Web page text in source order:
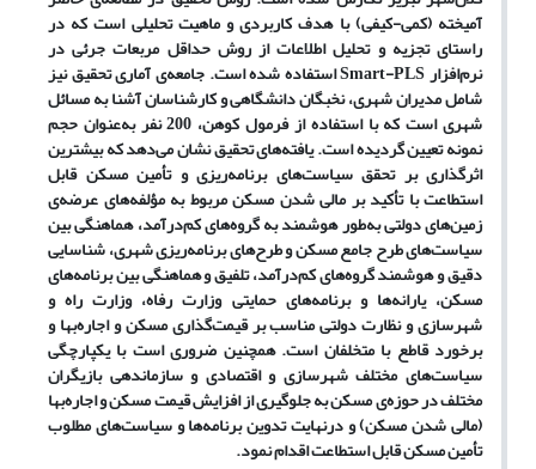
آمیخته (کمی-کیفی) با هدف کاربردی و ماهیت تحلیلی است که در
راستای تجزیه و تحلیل اطلاعات از روش حداقل مربعات جرئی در
نرم‌افزار Smart-PLS استفاده شده است. جامعه‌ی آماری تحقیق نیز
شامل مدیران شهری، نخبگان دانشگاهی و کارشناسان آشنا به مسائل
شهری است که با استفاده از فرمول کوهن، 200 نفر به‌عنوان حجم
نمونه تعیین گردیده است. یافته‌های تحقیق نشان می‌دهد که بیشترین
اثرگذاری بر تحقق سیاست‌های برنامه‌ریزی و تأمین مسکن قابل
استطاعت با تأکید بر مالی شدن مسکن مربوط به مؤلفه‌های عرضه‌ی
زمین‌های دولتی به‌طور هوشمند به گروه‌های کم‌درآمد، هماهنگی بین
سیاست‌های طرح جامع مسکن و طرح‌های برنامه‌ریزی شهری، شناسایی
دقیق و هوشمند گروه‌های کم‌درآمد، تلفیق و هماهنگی بین برنامه‌های
مسکن، یارانه‌ها و برنامه‌های حمایتی وزارت رفاه، وزارت راه و
شهرسازی و نظارت دولتی مناسب بر قیمت‌گذاری مسکن و اجاره‌بها و
برخورد قاطع با متخلفان است. همچنین ضروری است با یکپارچگی
سیاست‌های مختلف شهرسازی و اقتصادی و سازماندهی بازیگران
مختلف در حوزه‌ی مسکن به جلوگیری از افزایش قیمت مسکن و اجاره‌بها
(مالی شدن مسکن) و درنهایت تدوین برنامه‌ها و سیاست‌های مطلوب
تأمین مسکن قابل استطاعت اقدام نمود.